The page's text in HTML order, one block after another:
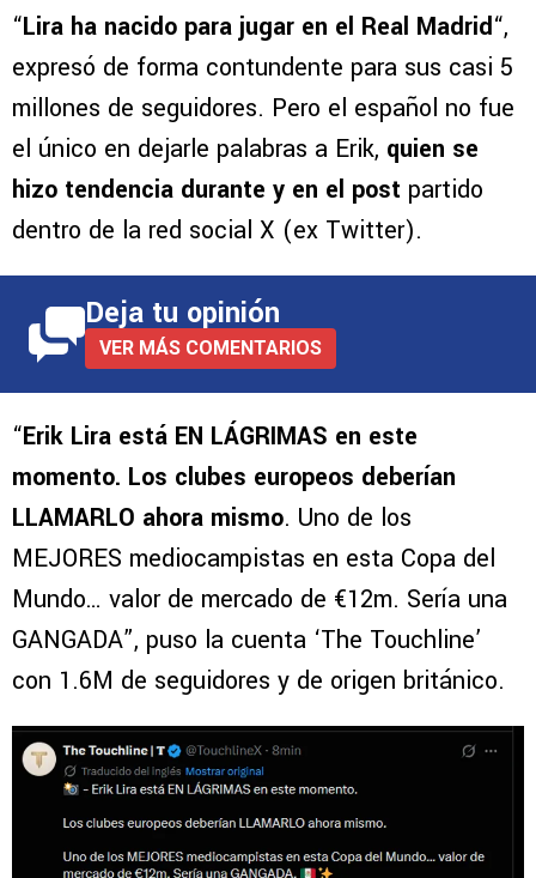
“Lira ha nacido para jugar en el Real Madrid“,
expresó de forma contundente para sus casi 5
millones de seguidores. Pero el español no fue
el único en dejarle palabras a Erik, quien se
hizo tendencia durante y en el post partido
dentro de la red social X (ex Twitter).
Deja tu opinión
VER MÁS COMENTARIOS
“Erik Lira está EN LÁGRIMAS en este
momento. Los clubes europeos deberían
LLAMARLO ahora mismo. Uno de los
MEJORES mediocampistas en esta Copa del
Mundo… valor de mercado de €12m. Sería una
GANGADA”, puso la cuenta ‘The Touchline’
con 1.6M de seguidores y de origen británico.